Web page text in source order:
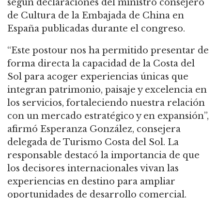
según declaraciones del ministro consejero
de Cultura de la Embajada de China en
España publicadas durante el congreso.
“Este postour nos ha permitido presentar de
forma directa la capacidad de la Costa del
Sol para acoger experiencias únicas que
integran patrimonio, paisaje y excelencia en
los servicios, fortaleciendo nuestra relación
con un mercado estratégico y en expansión”,
afirmó Esperanza González, consejera
delegada de Turismo Costa del Sol. La
responsable destacó la importancia de que
los decisores internacionales vivan las
experiencias en destino para ampliar
oportunidades de desarrollo comercial.